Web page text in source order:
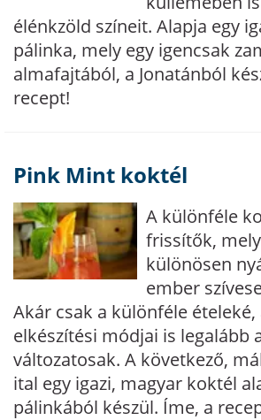
élénkzöld színeit. Alapja egy
pálinka, mely egy igencsak
almafajtából, a Jonatánból
recept!
Pink Mint koktél
A különféle
frissítők,
különösen
ember
Akár csak a különféle
elkészítési módjai is legalább
változatosak. A következő,
ital egy igazi, magyar koktél
pálinkából készül. Íme, a